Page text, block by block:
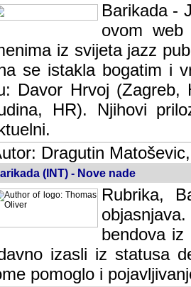
Barikada -
ovom web
iz svijeta jazz
se istakla bogatim i
Davor Hrvoj (Zagreb,
HR). Njihovi
Dragutin
(INT) - Nove nade
Rubrika,
bendova
izasli iz statusa
pomoglo i